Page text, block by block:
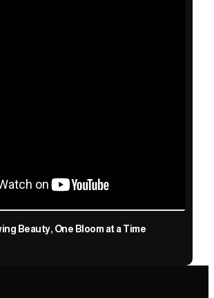
Beauty, One Bloom at a Time